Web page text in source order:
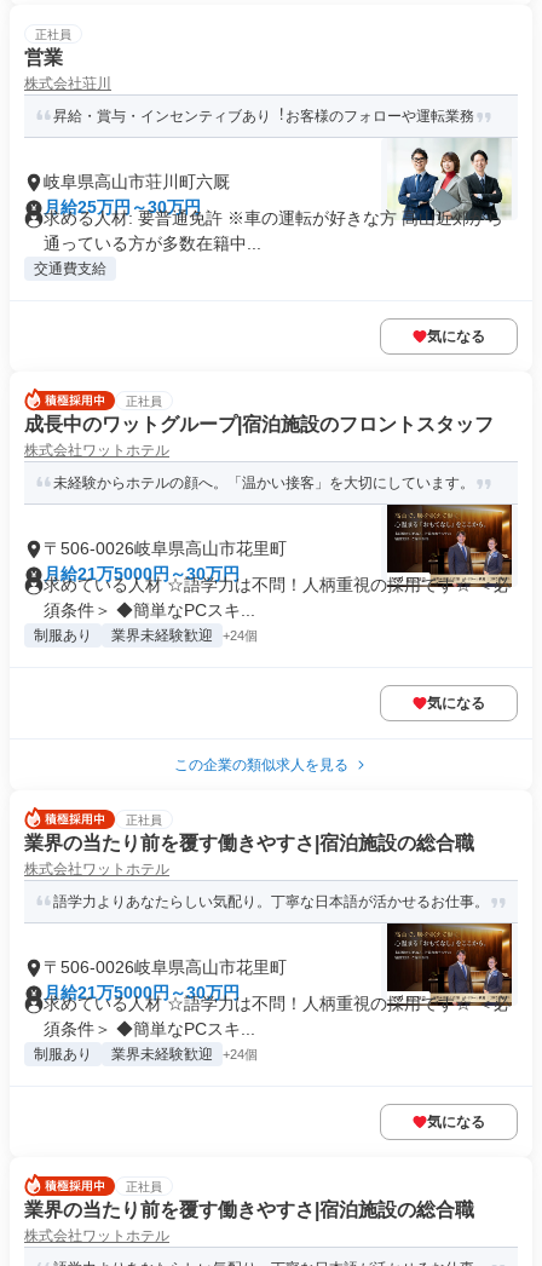
正社員
営業
株式会社荘川
昇給・賞与・インセンティブあり︕お客様のフォローや運転業務
岐阜県高山市荘川町六厩
月給25万円～30万円
求める人材: 要普通免許 ※⾞の運転が好きな⽅ ⾼⼭近郊から
通っている⽅が多数在籍中...
交通費支給
気になる
正社員
成長中のワットグループ|宿泊施設のフロントスタッフ
株式会社ワットホテル
未経験からホテルの顔へ。「温かい接客」を大切にしています。
〒506-0026岐阜県高山市花里町
月給21万5000円～30万円
求めている人材 ☆語学力は不問！人柄重視の採用です☆ ＜必
須条件＞ ◆簡単なPCスキ...
制服あり 業界未経験歓迎 +24個
気になる
この企業の類似求人を見る
正社員
業界の当たり前を覆す働きやすさ|宿泊施設の総合職
株式会社ワットホテル
語学力よりあなたらしい気配り。丁寧な日本語が活かせるお仕事。
〒506-0026岐阜県高山市花里町
月給21万5000円～30万円
求めている人材 ☆語学力は不問！人柄重視の採用です☆ ＜必
須条件＞ ◆簡単なPCスキ...
制服あり 業界未経験歓迎 +24個
気になる
正社員
業界の当たり前を覆す働きやすさ|宿泊施設の総合職
株式会社ワットホテル